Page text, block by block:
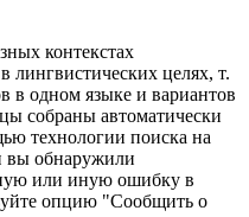
контекстах
лингвистических целях, т.
в одном языке и вариантов
собраны автоматически
технологии поиска на
вы обнаружили
или иную ошибку в
опцию "Сообщить о